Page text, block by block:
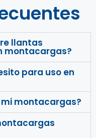
llantas
montacargas?
para uso en
montacargas?